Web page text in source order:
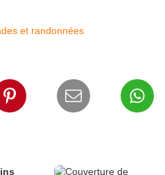
et randonnées